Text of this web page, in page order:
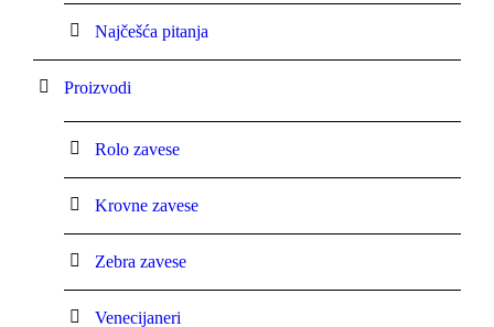
Najčešća pitanja
Proizvodi
Rolo zavese
Krovne zavese
Zebra zavese
Venecijaneri